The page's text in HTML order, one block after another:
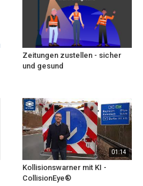
Zeitungen zustellen - sicher
und gesund
01:14
Kollisionswarner mit KI -
CollisionEye®